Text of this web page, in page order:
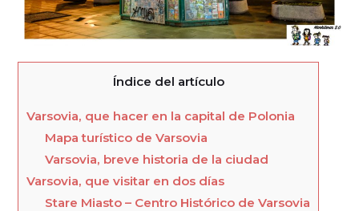
Índice del artículo
Varsovia, que hacer en la capital de Polonia
Mapa turístico de Varsovia
Varsovia, breve historia de la ciudad
Varsovia, que visitar en dos días
Stare Miasto – Centro Histórico de Varsovia